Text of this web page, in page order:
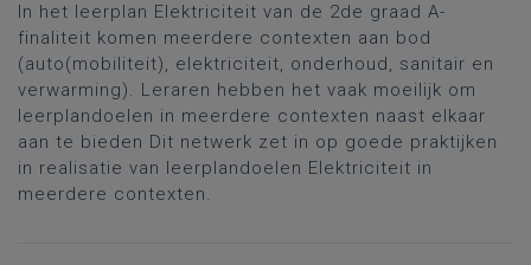
In het leerplan Elektriciteit van de 2de graad A-
finaliteit komen meerdere contexten aan bod
(auto(mobiliteit), elektriciteit, onderhoud, sanitair en
verwarming). Leraren hebben het vaak moeilijk om
leerplandoelen in meerdere contexten naast elkaar
aan te bieden Dit netwerk zet in op goede praktijken
in realisatie van leerplandoelen Elektriciteit in
meerdere contexten.